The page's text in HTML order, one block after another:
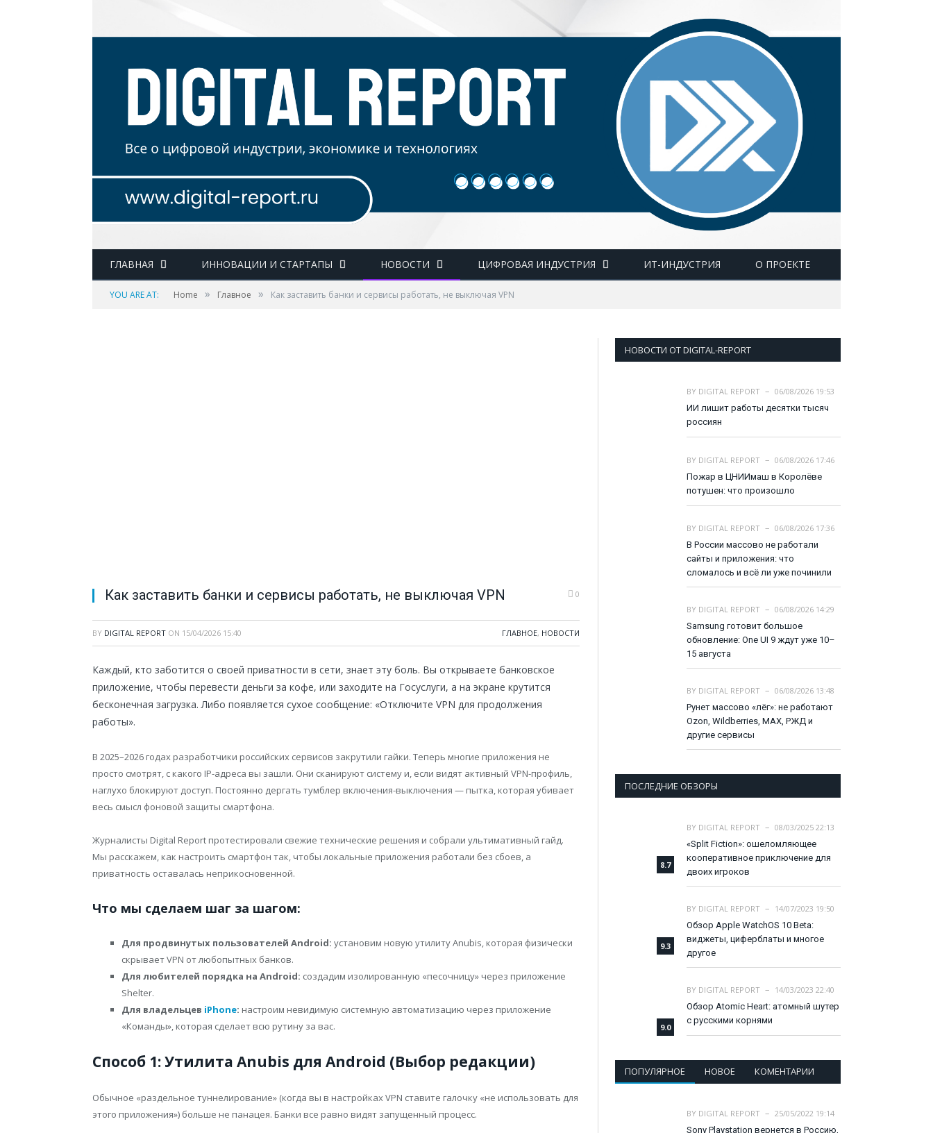
ГЛАВНАЯ ИННОВАЦИИ И СТАРТАПЫ НОВОСТИ ЦИФРОВАЯ ИНДУСТРИЯ ИТ-ИНДУСТРИЯ О ПРОЕКТЕ
YOU ARE AT: Home » Главное » Как заставить банки и сервисы работать, не выключая VPN
Как заставить банки и сервисы работать, не выключая VPN 0
BY DIGITAL REPORT ON 15/04/2026 15:40 ГЛАВНОЕ, НОВОСТИ
Каждый, кто заботится о своей приватности в сети, знает эту боль. Вы открываете банковское
приложение, чтобы перевести деньги за кофе, или заходите на Госуслуги, а на экране крутится
бесконечная загрузка. Либо появляется сухое сообщение: «Отключите VPN для продолжения
работы».
В 2025–2026 годах разработчики российских сервисов закрутили гайки. Теперь многие приложения не
просто смотрят, с какого IP-адреса вы зашли. Они сканируют систему и, если видят активный VPN-профиль,
наглухо блокируют доступ. Постоянно дергать тумблер включения-выключения — пытка, которая убивает
весь смысл фоновой защиты смартфона.
Журналисты Digital Report протестировали свежие технические решения и собрали ультимативный гайд.
Мы расскажем, как настроить смартфон так, чтобы локальные приложения работали без сбоев, а
приватность оставалась неприкосновенной.
Что мы сделаем шаг за шагом:
Для продвинутых пользователей Android: установим новую утилиту Anubis, которая физически
скрывает VPN от любопытных банков.
Для любителей порядка на Android: создадим изолированную «песочницу» через приложение
Shelter.
Для владельцев iPhone: настроим невидимую системную автоматизацию через приложение
«Команды», которая сделает всю рутину за вас.
Способ 1: Утилита Anubis для Android (Выбор редакции)
Обычное «раздельное туннелирование» (когда вы в настройках VPN ставите галочку «не использовать для
этого приложения») больше не панацея. Банки все равно видят запущенный процесс.
НОВОСТИ ОТ DIGITAL-REPORT
BY DIGITAL REPORT
06/08/2026 19:53
ИИ лишит работы десятки тысяч
россиян
BY DIGITAL REPORT
06/08/2026 17:46
Пожар в ЦНИИмаш в Королёве
потушен: что произошло
BY DIGITAL REPORT
06/08/2026 17:36
В России массово не работали
сайты и приложения: что
сломалось и всё ли уже починили
BY DIGITAL REPORT
06/08/2026 14:29
Samsung готовит большое
обновление: One UI 9 ждут уже 10–
15 августа
BY DIGITAL REPORT
06/08/2026 13:48
Рунет массово «лёг»: не работают
Ozon, Wildberries, MAX, РЖД и
другие сервисы
ПОСЛЕДНИЕ ОБЗОРЫ
8.7
BY DIGITAL REPORT
08/03/2025 22:13
«Split Fiction»: ошеломляющее
кооперативное приключение для
двоих игроков
9.3
BY DIGITAL REPORT
14/07/2023 19:50
Обзор Apple WatchOS 10 Beta:
виджеты, циферблаты и многое
другое
9.0
BY DIGITAL REPORT
14/03/2023 22:40
Обзор Atomic Heart: атомный шутер
с русскими корнями
ПОПУЛЯРНОЕ НОВОЕ КОМЕНТАРИИ
BY DIGITAL REPORT
25/05/2022 19:14
Sony Playstation вернется в Россию,